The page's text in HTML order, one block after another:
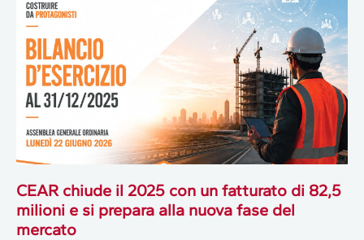
CEAR chiude il 2025 con un fatturato di 82,5
milioni e si prepara alla nuova fase del
mercato